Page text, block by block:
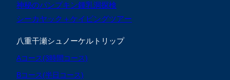
神秘のパンプキン鍾乳洞探検
シーカヤック＋ケイビングツアー
八重干瀬シュノーケルトリップ
Aコース(3時間コース)
Bコース(半日コース)